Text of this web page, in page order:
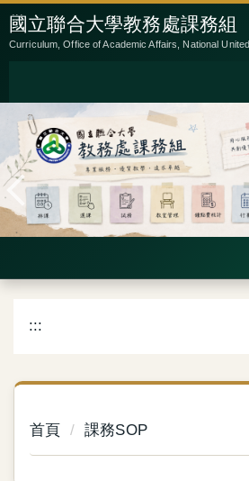
跳
到
內
容
區
:::
國立聯合大學教務處課務組
Curriculum, Office of Academic Affairs, National
:::
首頁 課務SOP